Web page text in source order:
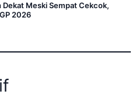
Meski Sempat Cekcok,
2026